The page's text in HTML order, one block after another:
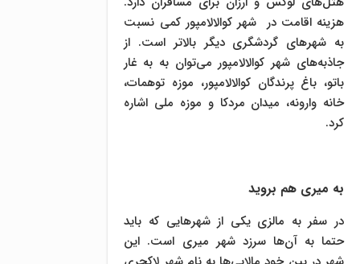
هزینه اقامت در شهر کوالالامپور کمی نسبت
به شهرهای گردشگری دیگر بالاتر است. از
جاذبه‌های شهر کوالالامپور می‌توان به به غار
باتو، باغ پرندگان کوالالامپور، موزه توهمات،
خانه وارونه، میدان مردکا و موزه ملی اشاره
کرد.
به میری هم بروید
در سفر به مالزی یکی از شهر‌هایی که باید
حتما به آن‌ها سرزد شهر میری است. این